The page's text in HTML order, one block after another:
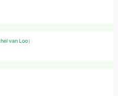
van Loo）